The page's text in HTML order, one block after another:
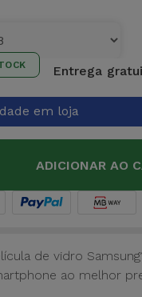
Entrega
em loja
ADICIONAR AO
de vidro
ao melhor